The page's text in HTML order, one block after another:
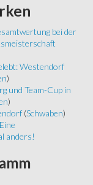
bei der
Westendorf
)
und Team-Cup in
)
(Schwaben)
anders!